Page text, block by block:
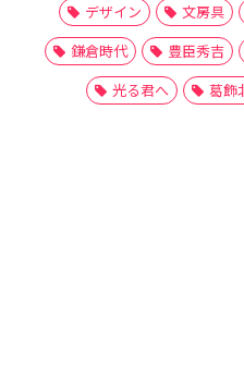
デザイン
文房具
鎌倉時代
豊臣秀吉
光る君へ
葛飾